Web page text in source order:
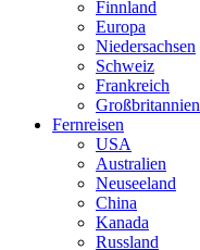
Finnland
Europa
Niedersachsen
Schweiz
Frankreich
Großbritannien
Fernreisen
USA
Australien
Neuseeland
China
Kanada
Russland